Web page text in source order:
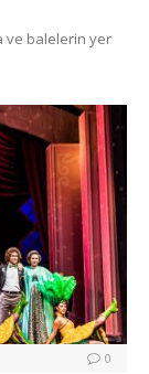
ve balelerin yer
0